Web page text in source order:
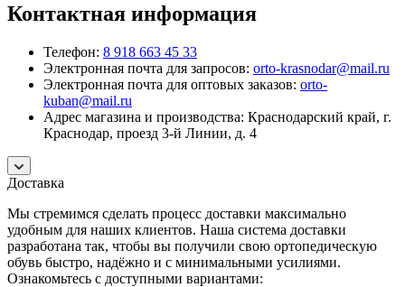
Контактная информация
Телефон: 8 918 663 45 33
Электронная почта для запросов: orto-krasnodar@mail.ru
Электронная почта для оптовых заказов: orto-
kuban@mail.ru
Адрес магазина и производства: Краснодарский край, г.
Краснодар, проезд 3-й Линии, д. 4
Доставка
Мы стремимся сделать процесс доставки максимально
удобным для наших клиентов. Наша система доставки
разработана так, чтобы вы получили свою ортопедическую
обувь быстро, надёжно и с минимальными усилиями.
Ознакомьтесь с доступными вариантами: